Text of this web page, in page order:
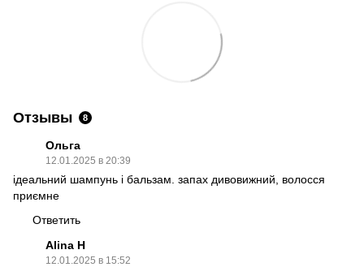
Отзывы 8
Ольга
12.01.2025 в 20:39
ідеальний шампунь і бальзам. запах дивовижний, волосся
приємне
Ответить
Alina H
12.01.2025 в 15:52